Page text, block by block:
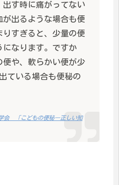
出す時に痛がってない
出るような場合も便
すぎると、少量の便
になります。ですか
便や、軟らかい便が少
ている場合も便秘の
会 「こどもの便秘―正しい知